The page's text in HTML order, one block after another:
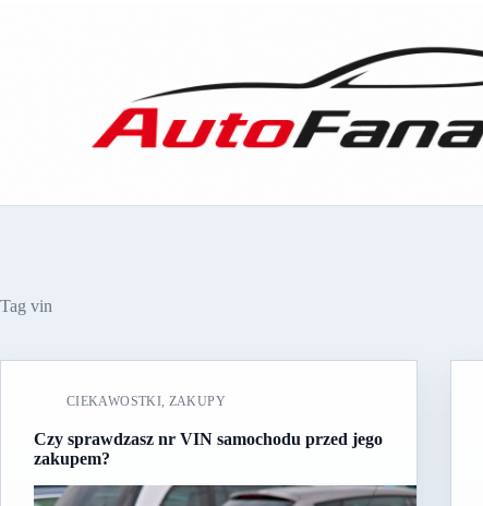
Tag vin
CIEKAWOSTKI, ZAKUPY
Czy sprawdzasz nr VIN samochodu przed jego
zakupem?